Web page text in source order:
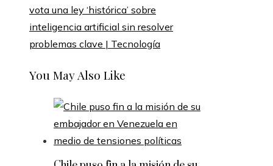
vota una ley ‘histórica’ sobre
inteligencia artificial sin resolver
problemas clave | Tecnología
You May Also Like